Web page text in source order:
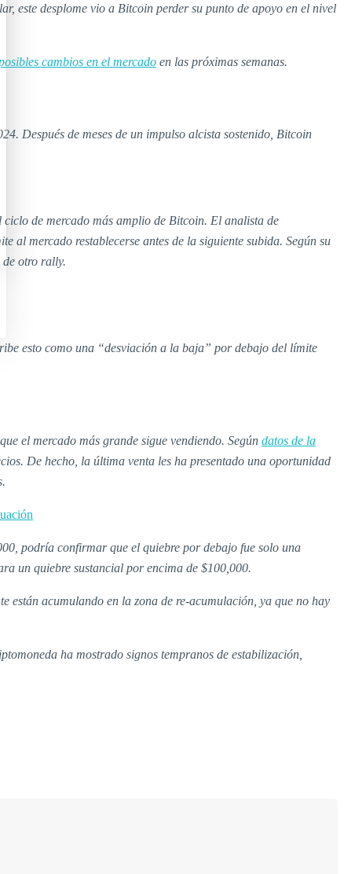
este desplome vio a Bitcoin perder su punto de apoyo en el nivel
cambios en el mercado en las próximas semanas.
Después de meses de un impulso alcista sostenido, Bitcoin
ciclo de mercado más amplio de Bitcoin. El analista de
al mercado restablecerse antes de la siguiente subida. Según su
de otro rally.
esto como una “desviación a la baja” por debajo del límite
el mercado más grande sigue vendiendo. Según datos de la
De hecho, la última venta les ha presentado una oportunidad
podría confirmar que el quiebre por debajo fue solo una
un quiebre sustancial por encima de $100,000.
están acumulando en la zona de re-acumulación, ya que no hay
ha mostrado signos tempranos de estabilización,